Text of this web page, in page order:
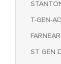
T-GEN-
ST GEN